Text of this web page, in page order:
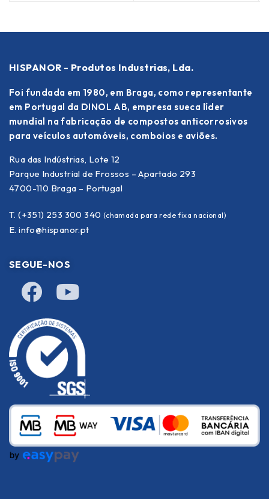
HISPANOR - Produtos Industrias, Lda.
Foi fundada em 1980, em Braga, como representante
em Portugal da DINOL AB, empresa sueca líder
mundial na fabricação de compostos anticorrosivos
para veículos automóveis, comboios e aviões.
Rua das Indústrias, Lote 12
Parque Industrial de Frossos – Apartado 293
4700-110 Braga – Portugal
T. (+351) 253 300 340 (chamada para rede fixa nacional)
E. info@hispanor.pt
SEGUE-NOS